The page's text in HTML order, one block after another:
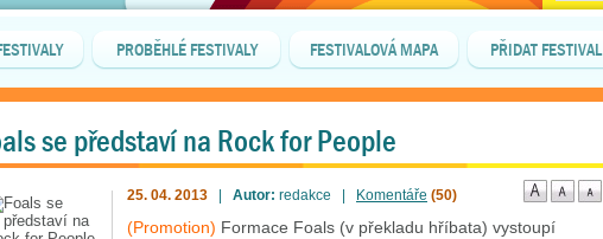
PROBĚHLÉ FESTIVALY FESTIVALOVÁ MAPA PŘIDAT FESTIVAL
se představí na Rock for People
25. 04. 2013 Autor: redakce | Komentáře (50)
(Promotion) Formace Foals (v překladu hříbata) vystoupí